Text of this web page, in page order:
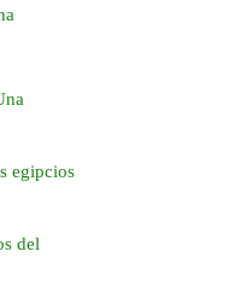
egipcios
del